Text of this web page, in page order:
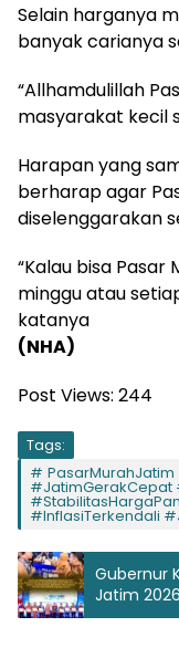
Selain harganya
banyak carianya
“Allhamdulillah
masyarakat kecil
Harapan yang
berharap agar
diselenggarakan
“Kalau bisa
minggu atau
katanya
(NHA)
Post Views: 244
Tags:
#JatimGerakCepat
#InflasiTerkendali
Gubernur
Jatim
Jadi